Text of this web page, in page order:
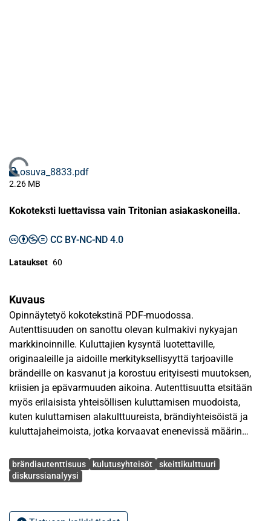
Ladataan...osuva_8833.pdf
2.26 MB
Kokoteksti luettavissa vain Tritonian asiakaskoneilla.
CC BY-NC-ND 4.0
Lataukset 60
Kuvaus
Opinnäytetyö kokotekstinä PDF-muodossa.
Autenttisuuden on sanottu olevan kulmakivi nykyajan
markkinoinnille. Kuluttajien kysyntä luotettaville,
originaaleille ja aidoille merkityksellisyyttä tarjoaville
brändeille on kasvanut ja korostuu erityisesti muutoksen,
kriisien ja epävarmuuden aikoina. Autenttisuutta etsitään
myös erilaisista yhteisöllisen kuluttamisen muodoista,
kuten kuluttamisen alakulttuureista, brändiyhteisöistä ja
kuluttajaheimoista, jotka korvaavat enenevissä määrin
onkin nostettu käsite niin sanotuista uusheimoista myös
markkinointiin.
ymmärrys siitä, miten brändiautenttisuus rakentuu
Avainsanat
brändiautenttisuus kulutusyhteisöt
skeittikulttuuri
diskurssianalyysi